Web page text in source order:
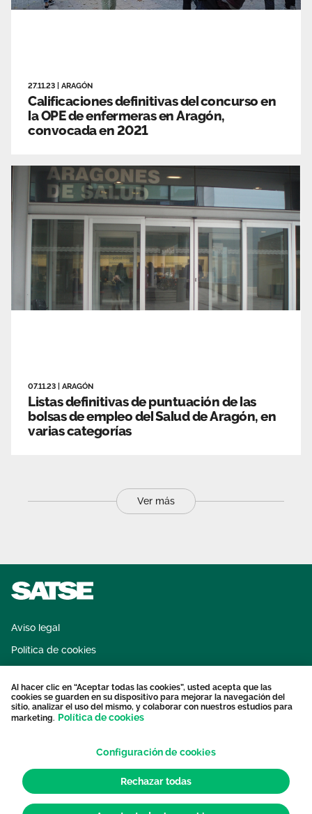
27.11.23 ARAGÓN
Calificaciones definitivas del concurso en
la OPE de enfermeras en Aragón,
convocada en 2021
07.11.23 ARAGÓN
Listas definitivas de puntuación de las
bolsas de empleo del Salud de Aragón, en
varias categorías
Ver más
Aviso legal
Política de cookies
Protección datos personales
Contacto
Al hacer clic en “Aceptar todas las cookies”, usted acepta que las
cookies se guarden en su dispositivo para mejorar la navegación del
sitio, analizar el uso del mismo, y colaborar con nuestros estudios para
marketing. Política de cookies
Configuración de cookies
Rechazar todas